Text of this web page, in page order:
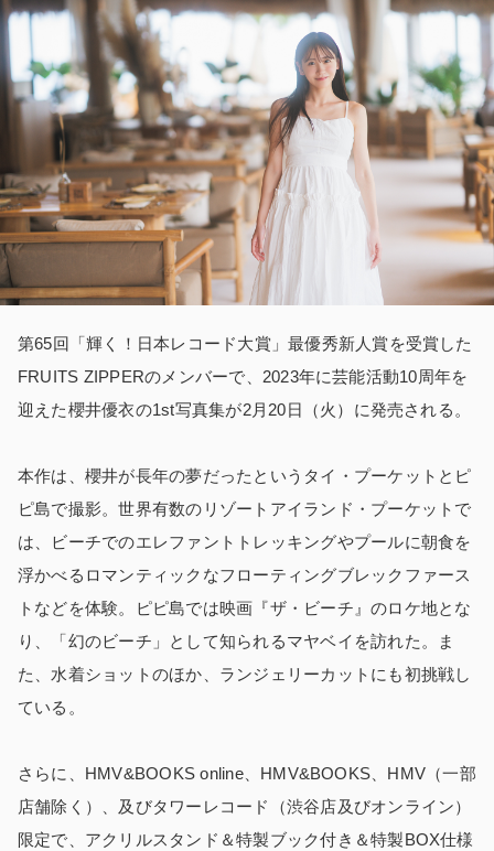
第65回「輝く！日本レコード大賞」最優秀新人賞を受賞した
FRUITS ZIPPERのメンバーで、2023年に芸能活動10周年を
迎えた櫻井優衣の1st写真集が2月20日（火）に発売される。
本作は、櫻井が長年の夢だったというタイ・プーケットとピ
ピ島で撮影。世界有数のリゾートアイランド・プーケットで
は、ビーチでのエレファントトレッキングやプールに朝食を
浮かべるロマンティックなフローティングブレックファース
トなどを体験。ピピ島では映画『ザ・ビーチ』のロケ地とな
り、「幻のビーチ」として知られるマヤベイを訪れた。ま
た、水着ショットのほか、ランジェリーカットにも初挑戦し
ている。
さらに、HMV&BOOKS online、HMV&BOOKS、HMV（一部
店舗除く）、及びタワーレコード（渋谷店及びオンライン）
限定で、アクリルスタンド＆特製ブック付き＆特製BOX仕様